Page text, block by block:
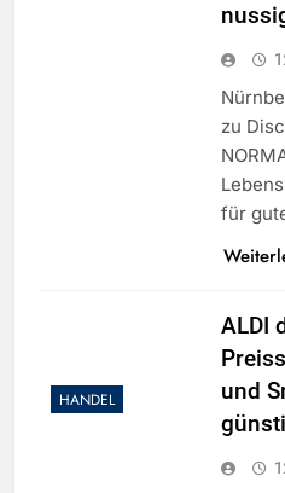
zu
für
HANDEL
ALDI
und